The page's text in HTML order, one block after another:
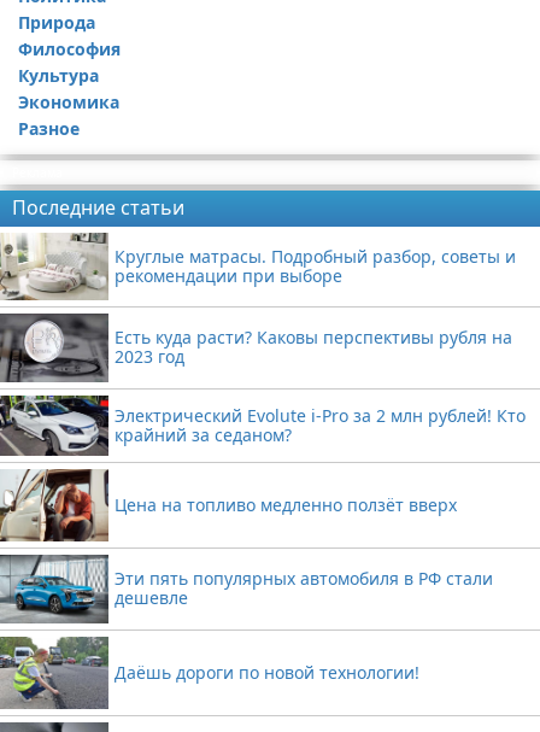
Природа
Философия
Культура
Экономика
Разное
Последние статьи
Круглые матрасы. Подробный разбор, советы и
рекомендации при выборе
Есть куда расти? Каковы перспективы рубля на
2023 год
Электрический Evolute i-Pro за 2 млн рублей! Кто
крайний за седаном?
Цена на топливо медленно ползёт вверх
Эти пять популярных автомобиля в РФ стали
дешевле
Даёшь дороги по новой технологии!